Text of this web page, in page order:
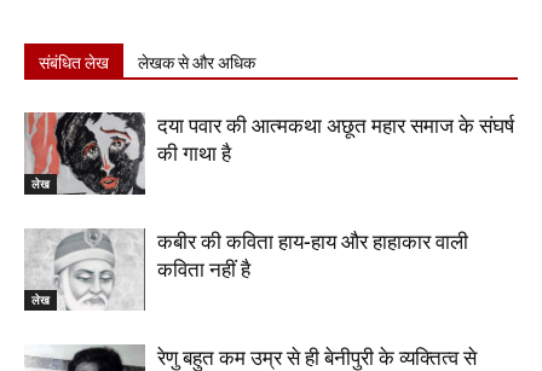
संबंधित लेख लेखक से और अधिक
लेख
दया पवार की आत्मकथा अछूत महार समाज के संघर्ष
की गाथा है
लेख
कबीर की कविता हाय-हाय और हाहाकार वाली
कविता नहीं है
रेणु बहुत कम उम्र से ही बेनीपुरी के व्यक्तित्व से